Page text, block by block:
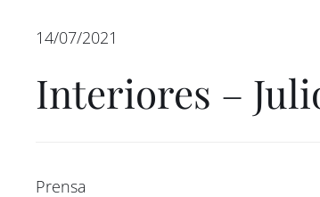
14/07/2021
Interiores –
Prensa